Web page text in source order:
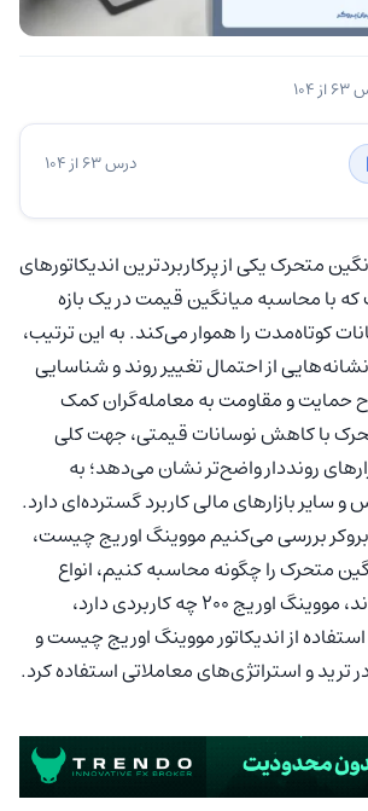
104
| ‌ درس 63 از 104
متحرک یکی از پرکاربردترین اندیکاتورهای
با محاسبه میانگین قیمت در یک بازه
کوتاه‌مدت را هموار می‌کند. به این ترتیب،
نشانه‌هایی از احتمال تغییر روند و شناسایی
حمایت و مقاومت به معامله‌گران کمک
با کاهش نوسانات قیمتی، جهت کلی
رونددار واضح‌تر نشان می‌دهد؛ به
سایر بازارهای مالی کاربرد گسترده‌ای دارد.
بروکر بررسی می‌کنیم مووینگ اوریج چیست،
متحرک را چگونه محاسبه کنیم، انواع
مووینگ اوریج کدام‌اند، مووینگ اوریج 200 چه کاربردی دارد،
از اندیکاتور مووینگ اوریج چیست و
ترید و استراتژی‌های معاملاتی استفاده کرد.